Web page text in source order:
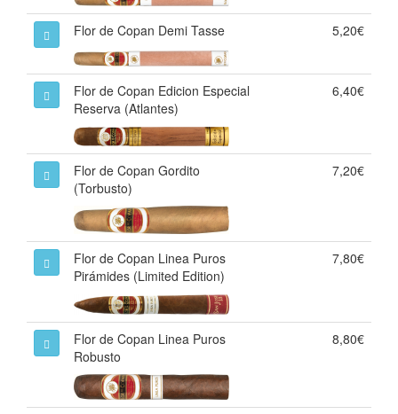
Flor de Copan Demi Tasse 5,20€
Flor de Copan Edicion Especial
Reserva (Atlantes)
6,40€
Flor de Copan Gordito
(Torbusto)
7,20€
Flor de Copan Linea Puros
Pirámides (Limited Edition)
7,80€
Flor de Copan Linea Puros
Robusto
8,80€